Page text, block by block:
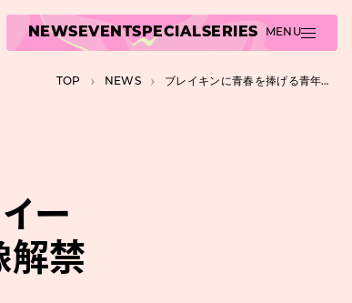
NEWS EVENTSPECIALSERIES MENU
TOP NEWS ブレイキンに青春を捧げる青年をワン・イーボーが演じた中国映画『熱烈』本編映像解禁
ー
解禁